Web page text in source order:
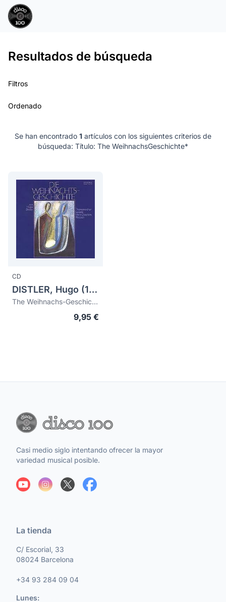
Resultados de búsqueda
Filtros
Ordenado
Se han encontrado 1 artículos con los siguientes criterios de
búsqueda: Título: The Weihnachs‭Geschichte*
CD
DISTLER, Hugo (1908-1942)
The Weihnachs-Geschichte
9,95 €
Casi medio siglo intentando ofrecer la mayor
variedad musical posible.
La tienda
C/ Escorial, 33
08024 Barcelona
+34 93 284 09 04
Lunes: